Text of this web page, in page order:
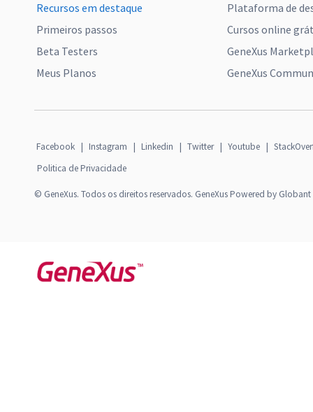
Recursos em destaque
Primeiros passos
Beta Testers
Meus Planos
Plataforma de
Cursos online
GeneXus
GeneXus
Facebook | Instagram | Linkedin | Twitter | Youtube |
Politica de Privacidade
© GeneXus. Todos os direitos reservados. GeneXus Powered by Globant